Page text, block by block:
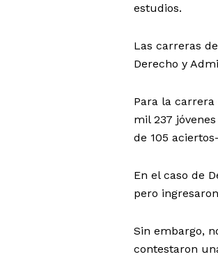
estudios.
Las carreras
Derecho y
Para la carrera
mil 237
de 105
En el caso de
pero
Sin embargo,
contestaron